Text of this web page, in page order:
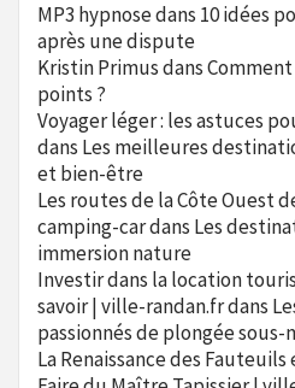
MP3 hypnosedans 10 idées
après une dispute
Kristin Primusdans
points ?
Voyager léger : les astuces
dans Les meilleures
et bien-être
Les routes de la Côte Ouest
camping-cardans Les
immersion nature
Investir dans la location
savoir | ville-randan.frdans
passionnés de plongée sous-
La Renaissance des Fauteuils